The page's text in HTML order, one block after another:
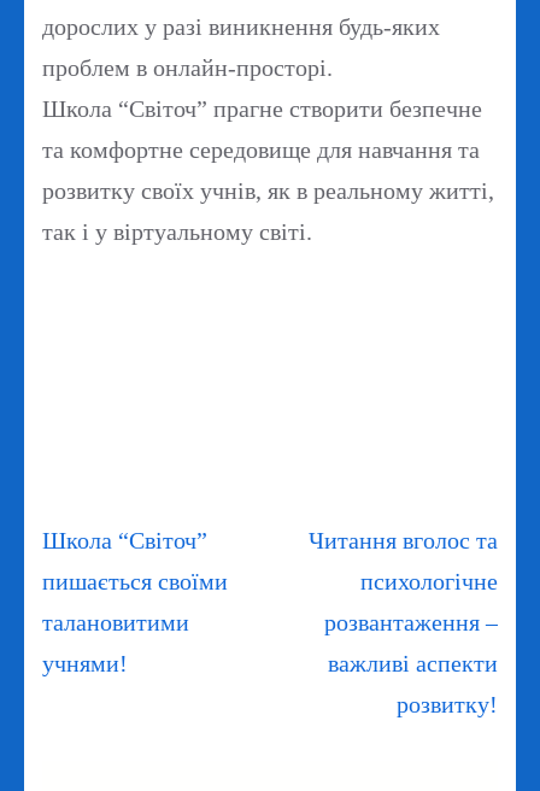
дорослих у разі виникнення будь-яких
проблем в онлайн-просторі.
Школа “Світоч” прагне створити безпечне
та комфортне середовище для навчання та
розвитку своїх учнів, як в реальному житті,
так і у віртуальному світі.
Навігація
записів
Школа “Світоч”
пишається своїми
талановитими
учнями!
Читання вголос та
психологічне
розвантаження –
важливі аспекти
розвитку!